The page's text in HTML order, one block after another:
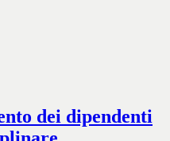
dei dipendenti